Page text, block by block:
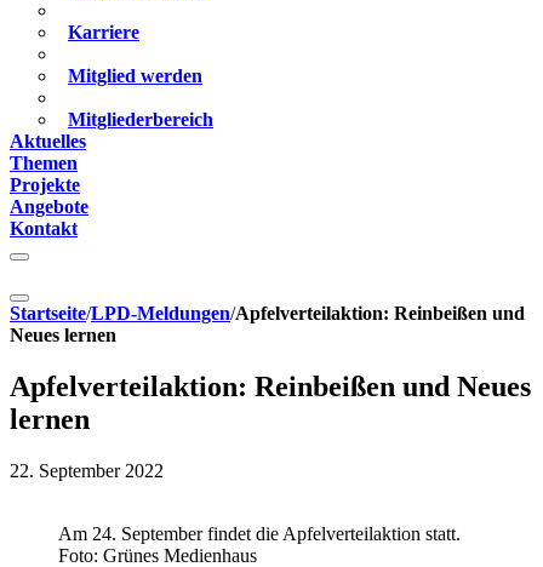
Karriere
Mitglied werden
Mitgliederbereich
Aktuelles
Themen
Projekte
Angebote
Kontakt
Startseite/LPD-Meldungen/Apfelverteilaktion: Reinbeißen und
Neues lernen
Apfelverteilaktion: Reinbeißen und Neues
lernen
22. September 2022
Am 24. September findet die Apfelverteilaktion statt.
Foto: Grünes Medienhaus